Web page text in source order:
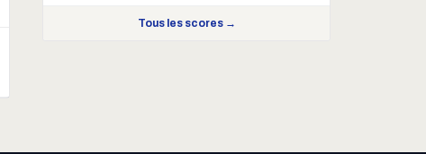
Tous les scores →